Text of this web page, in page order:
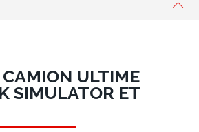
ULTIME
SIMULATOR ET